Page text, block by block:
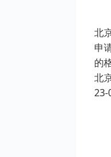
北
申
的
北
23-